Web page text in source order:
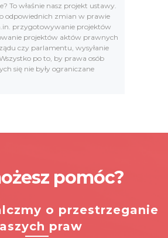
To właśnie nasz projekt ustawy.
odpowiednich zmian w prawie
przygotowywanie projektów
projektów aktów prawnych
czy parlamentu, wysyłanie
po to, by prawa osób
się nie były ograniczane
pomóc?
o przestrzeganie
praw